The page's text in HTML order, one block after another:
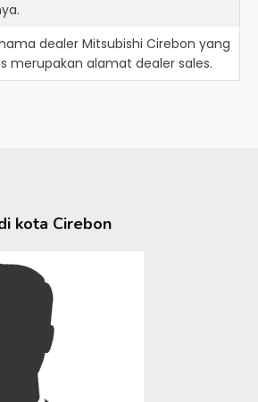
dealer Mitsubishi Cirebon yang
merupakan alamat dealer sales.
kota Cirebon